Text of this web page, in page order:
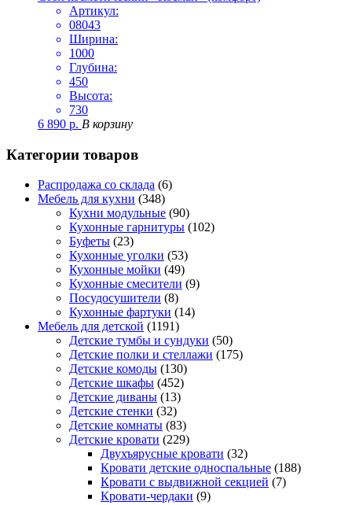
Артикул:
08043
Ширина:
1000
Глубина:
450
Высота:
730
6 890 р. В корзину
Категории товаров
Распродажа со склада (6)
Мебель для кухни (348)
Кухни модульные (90)
Кухонные гарнитуры (102)
Буфеты (23)
Кухонные уголки (53)
Кухонные мойки (49)
Кухонные смесители (9)
Посудосушители (8)
Кухонные фартуки (14)
Мебель для детской (1191)
Детские тумбы и сундуки (50)
Детские полки и стеллажи (175)
Детские комоды (130)
Детские шкафы (452)
Детские диваны (13)
Детские стенки (32)
Детские комнаты (83)
Детские кровати (229)
Двухъярусные кровати (32)
Кровати детские односпальные (188)
Кровати с выдвижной секцией (7)
Кровати-чердаки (9)